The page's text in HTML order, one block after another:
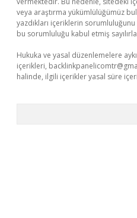
veya araştırma yükümlülüğümüz
yazdıkları içeriklerin
bu sorumluluğu kabul etmiş
Hukuka ve yasal düzenlemelere
içerikleri,
halinde, ilgili içerikler yasal süre